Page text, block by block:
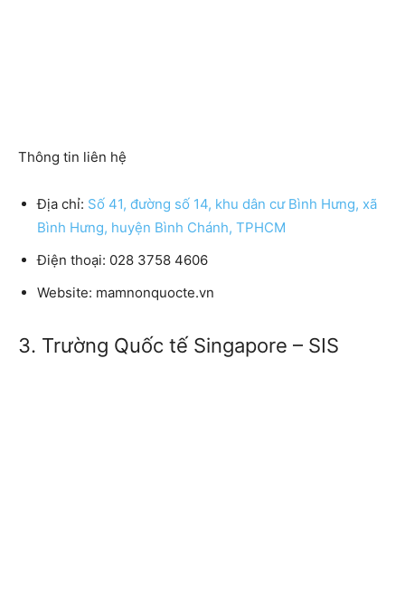
Thông tin liên hệ
Địa chỉ: Số 41, đường số 14, khu dân cư Bình Hưng, xã
Bình Hưng, huyện Bình Chánh, TPHCM
Điện thoại: 028 3758 4606
Website: mamnonquocte.vn
3. Trường Quốc tế Singapore – SIS